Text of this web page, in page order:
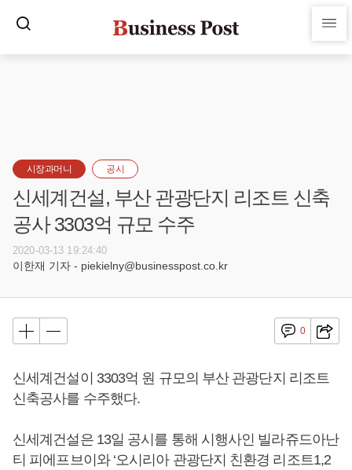
시장과머니 공시
신세계건설, 부산 관광단지 리조트 신축
공사 3303억 규모 수주
2020-03-13 19:24:40
이한재 기자 - piekielny@businesspost.co.kr
0
신세계건설이 3303억 원 규모의 부산 관광단지 리조트
신축공사를 수주했다.
신세계건설은 13일 공시를 통해 시행사인 빌라쥬드아난
티 피에프브이와 ‘오시리아 관광단지 친환경 리조트1,2